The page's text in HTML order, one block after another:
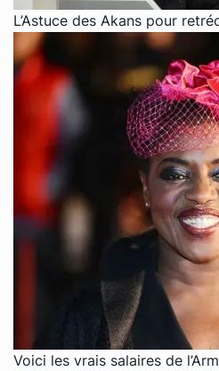
L’Astuce des Akans pour
Voici les vrais salaires de